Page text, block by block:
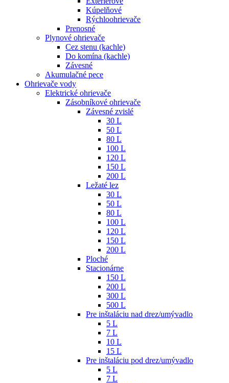
Kúpelňové
Rýchloohrievače
Prenosné
Plynové ohrievače
Cez stenu (kachle)
Do komína (kachle)
Závesné
Akumulačné pece
Ohrievače vody
Elektrické ohrievače
Zásobníkové ohrievače
Závesné zvislé
30 L
50 L
80 L
100 L
120 L
150 L
200 L
Ležaté lez
30 L
50 L
80 L
100 L
120 L
150 L
200 L
Ploché
Stacionárne
150 L
200 L
300 L
500 L
Pre inštaláciu nad drez/umývadlo
5 L
7 L
10 L
15 L
Pre inštaláciu pod drez/umývadlo
5 L
7 L